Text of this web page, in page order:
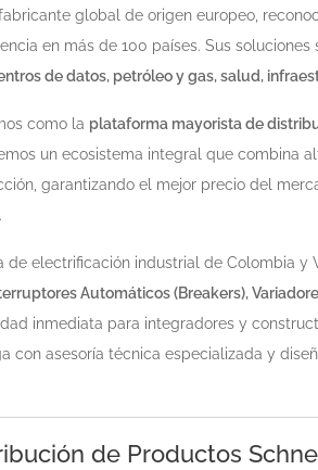
Certificación IT
global de origen europeo,
en más de 100 países. Sus
de datos, petróleo y gas, salud,
como la plataforma mayorista de
un ecosistema integral que combina
garantizando el mejor precio del
electrificación industrial de Colombia y
Automáticos (Breakers),
inmediata para integradores y
con asesoría técnica especializada y
de Productos